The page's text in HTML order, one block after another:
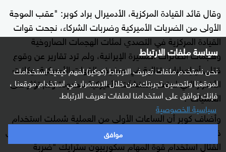
سياسة ملفات الارتباط
نحن نستخدم ملفات تعريف الارتباط (كوكيز) لفهم كيفية استخدامك
لموقعنا ولتحسين تجربتك. من خلال الاستمرار في استخدام موقعنا ،
فإنك توافق على استخدامنا لملفات تعريف الارتباط.
سياسية الخصوصية
موافق
وقال قائد القيادة المركزية، الأدميرال براد كوبر: "عقب الموجة
الأولى من الضربات الأميركية وضربات الشركاء، نجحت قوات
القيادة المركزية في التصدي لمئات الهجمات الصاروخية
وهجمات الطائرات المسيرة الإيرانية، ولم ترد تقارير عن وقوع
قتلى أو إصابات قتالية في صفوف القوات الأميركية. وكانت
الأضرار التي لحقت بالمنشآت الأميركية محدودة ولم تؤثر على
العمليات".
وأضاف كوبر أن الساعات الأولى من العملية شملت استخدام
ذخائر دقيقة أطلقت من الجو والبر والبحر، كما تم لأول مرة في
القتال استخدام قوة المهام سكوربيون سترايك "ضربة